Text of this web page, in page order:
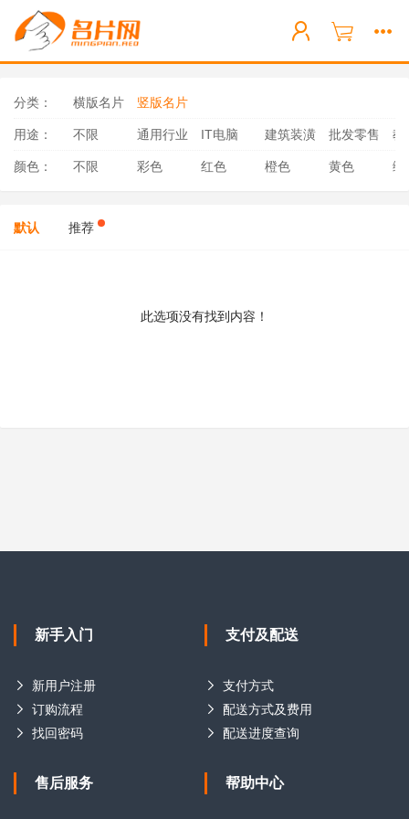
分类： 横版名片 竖版名片
用途： 不限 通用行业 IT电脑 建筑装潢 批发零售 教
颜色： 不限 彩色 红色 橙色 黄色 绿
默认 推荐
此选项没有找到内容！
新手入门
新用户注册
订购流程
找回密码
支付及配送
支付方式
配送方式及费用
配送进度查询
售后服务 帮助中心